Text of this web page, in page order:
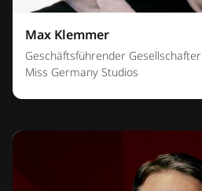
Max Klemmer
Geschäftsführender Gesellschafter
Miss Germany Studios